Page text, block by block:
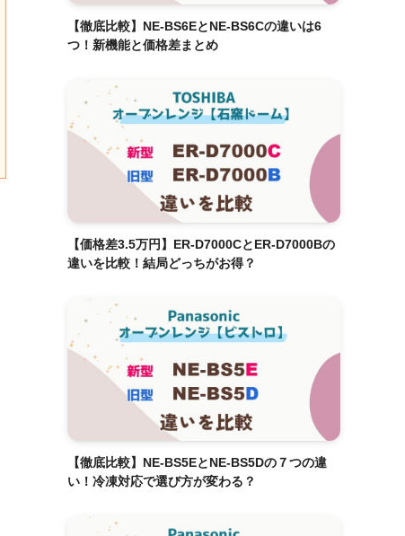
【徹底比較】NE-BS6EとNE-BS6Cの違いは6
つ！新機能と価格差まとめ
【価格差3.5万円】ER-D7000CとER-D7000Bの
違いを比較！結局どっちがお得？
【徹底比較】NE-BS5EとNE-BS5Dの７つの違
い！冷凍対応で選び方が変わる？